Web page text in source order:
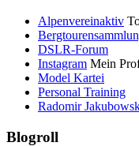
Alpenvereinaktiv
DSLR-Forum
Instagram Mein
Model Kartei
Personal Training
Radomir
Blogroll